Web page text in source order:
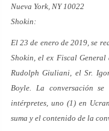
Nueva York, NY 10022
Shokin:
El 23 de enero de 2019, se
Shokin, el ex Fiscal General
Rudolph Giuliani, el Sr.
Boyle. La conversación
intérpretes, uno (1) en
suma y el contenido de la